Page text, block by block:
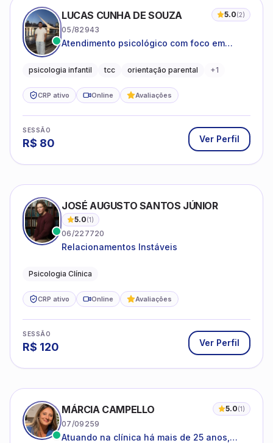
LUCAS CUNHA DE SOUZA 5.0(2)
05/82943
Atendimento psicológico com foco em
promovendo equilíbrio emocional e
psicologia infantil tcc orientação parental +1
CRP ativo Online Avaliações
SESSÃO
R$ 80 Ver Perfil
JOSÉ AUGUSTO SANTOS JÚNIOR
5.0(1)
06/227720
Relacionamentos Instáveis
Psicologia Clínica
CRP ativo Online Avaliações
SESSÃO
R$ 120 Ver Perfil
MÁRCIA CAMPELLO 5.0(1)
07/09259
Atuando na clínica há mais de 25 anos,